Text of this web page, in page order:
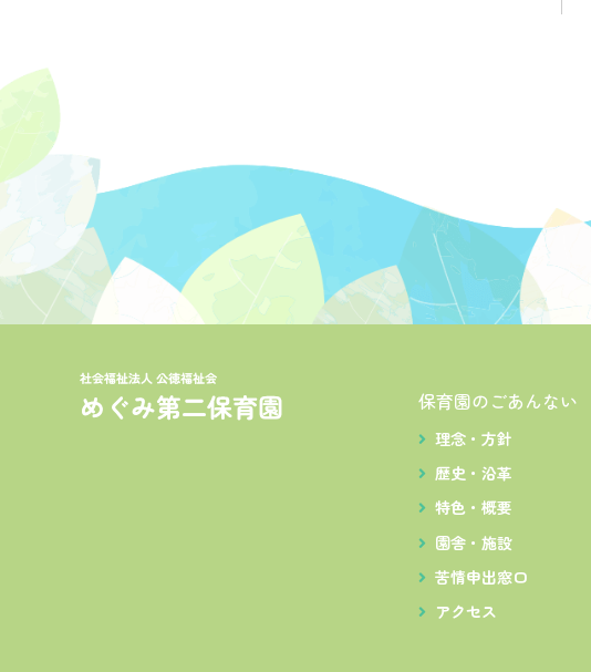
ゲ
ー
シ
ョ
ン
保育園のごあんない
理念・方針
歴史・沿革
特色・概要
園舎・施設
苦情申出窓口
アクセス